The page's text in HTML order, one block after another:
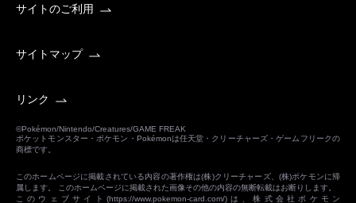
サイトのご利用
サイトマップ
リンク
©Pokémon/Nintendo/Creatures/GAME FREAK
ポケットモンスター・ポケモン・Pokémonは任天堂・クリーチャーズ・ゲームフリークの
商標です。
このホームページに掲載されている内容の著作権は(株)クリーチャーズ、(株)ポケモンに帰
属します。 このホームページに掲載された画像その他の内容の無断転載はお断りします。
このウェブサイト(https://www.pokemon-card.com/)は、株式会社ポケモン